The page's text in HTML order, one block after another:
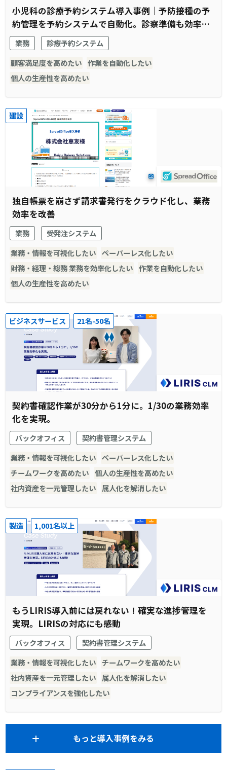
小児科の診療予約システム導入事例｜予防接種の予
約管理を予約システムで自動化。診察準備も効率化
され窓口受付業務全体がスムーズに。
業務
診療予約システム
顧客満足度を高めたい 作業を自動化したい
個人の生産性を高めたい
建設
独自帳票を崩さず請求書発行をクラウド化し、業務
効率を改善
業務
受発注システム
業務・情報を可視化したい ペーパーレス化したい
財務・経理・総務 業務を効率化したい 作業を自動化したい
個人の生産性を高めたい
ビジネスサービス 21名-50名
契約書確認作業が30分から1分に。1/30の業務効率
化を実現。
バックオフィス
契約書管理システム
業務・情報を可視化したい ペーパーレス化したい
チームワークを高めたい 個人の生産性を高めたい
社内資産を一元管理したい
属人化を解消したい
製造 1,001名以上
もうLIRIS導入前には戻れない！確実な進捗管理を
実現。LIRISの対応にも感動
バックオフィス
契約書管理システム
業務・情報を可視化したい チームワークを高めたい
社内資産を一元管理したい
属人化を解消したい
コンプライアンスを強化したい
もっと導入事例をみる